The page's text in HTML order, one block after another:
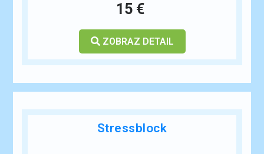
15 €
ZOBRAZ DETAIL
Stressblock